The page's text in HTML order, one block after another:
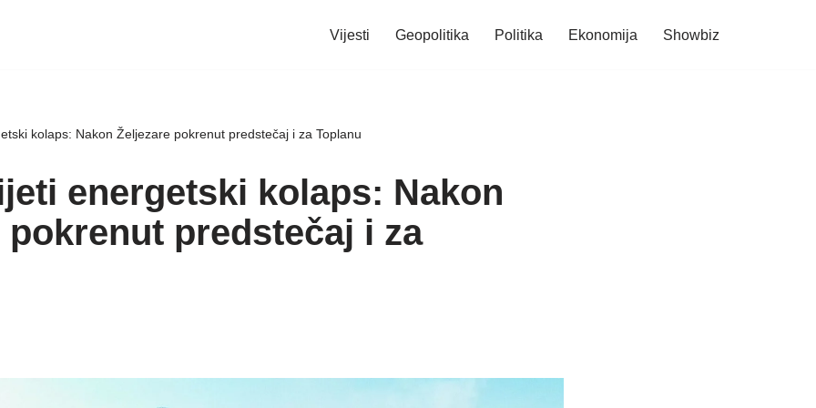
Vijesti Geopolitika Politika Ekonomija Showbiz
kolaps: Nakon Željezare pokrenut predstečaj i za Toplanu
energetski kolaps: Nakon
pokrenut predstečaj i za